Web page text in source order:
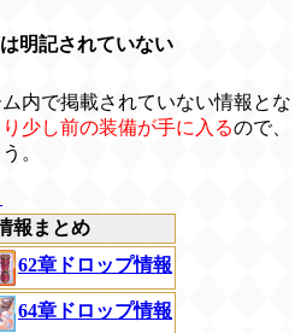
明記されていない
内で掲載されていない情報とな
少し前の装備が手に入るので、
。
報まとめ
62章ドロップ情報
64章ドロップ情報